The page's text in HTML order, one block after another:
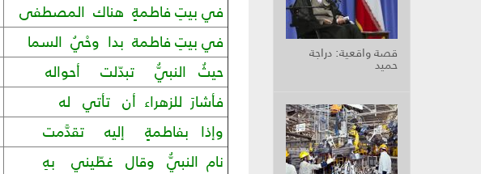
قصة واقعية: دراجة
حميد
في بيتِ فاطمةٍ هناك المصطفى
في بيتِ فاطمة بدا وحْيُ السما
حيثُ النبيُّ تبدّلت أحواله
فأشارَ للزهراء أن تأتي له
وإذا بفاطمةٍ إليه تقدَّمت
نام النبيُّ وقال غطّيني بهِ